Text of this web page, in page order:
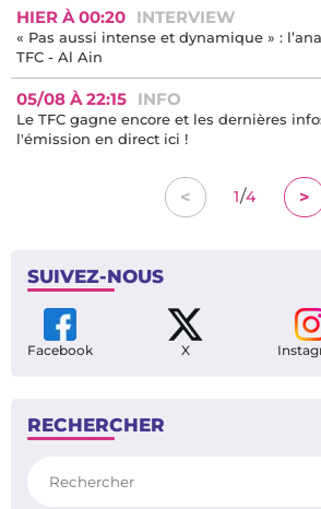
HIER À 00:20 INTERVIEW
« Pas aussi intense et dynamique » :
TFC - Al Ain
05/08 À 22:15 INFO
Le TFC gagne encore et les dernières
l'émission en direct ici !
< 1/4 >
SUIVEZ-NOUS
Facebook X
RECHERCHER